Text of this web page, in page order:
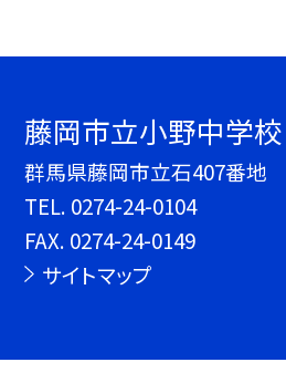
藤岡市立小野中学校
群馬県藤岡市立石407番地
TEL. 0274-24-0104
FAX. 0274-24-0149
サイトマップ